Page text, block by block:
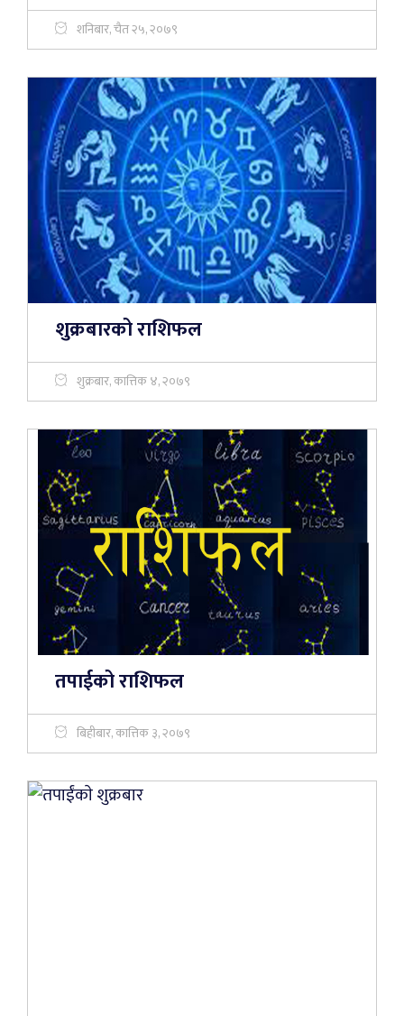
शनिबार, चैत २५, २०७९
शुक्रबारको राशिफल
शुक्रबार, कात्तिक ४, २०७९
तपाईको राशिफल
बिहीबार, कात्तिक ३, २०७९